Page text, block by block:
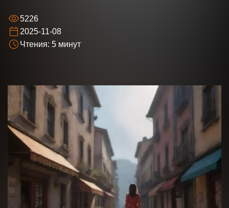
5226
2025-11-08
Чтения: 5 минут
Нажимая кнопку “Оставить заявку” Вы даете
Получить консультацию